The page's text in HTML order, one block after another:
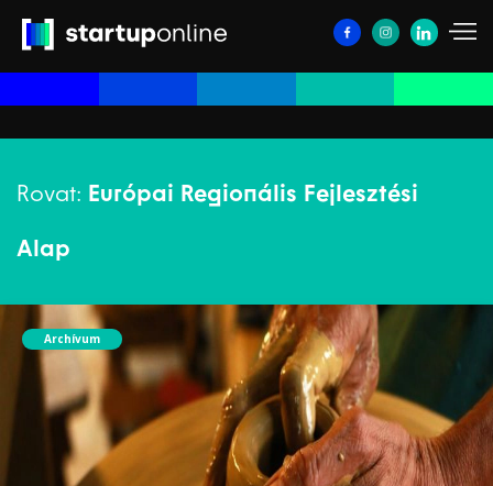
Rovat: Európai Regionális Fejlesztési
Alap
Archívum